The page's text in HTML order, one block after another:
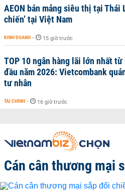
AEON bán mảng siêu thị tại Thái
chiến’ tại Việt Nam
KINH DOANH - 15 giờ trước
TOP 10 ngân hàng lãi lớn nhất
đầu năm 2026: Vietcombank
tư nhân
TÀI CHÍNH - 16 giờ trước
Cán cân thương mại